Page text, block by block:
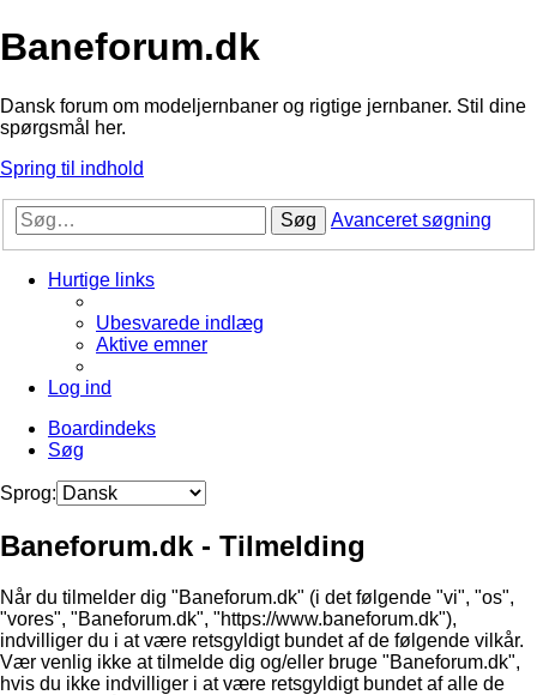
Baneforum.dk
Dansk forum om modeljernbaner og rigtige jernbaner. Stil dine
spørgsmål her.
Spring til indhold
Søg Avanceret søgning
Hurtige links
Ubesvarede indlæg
Aktive emner
Log ind
Boardindeks
Søg
Sprog:
Baneforum.dk - Tilmelding
Når du tilmelder dig "Baneforum.dk" (i det følgende "vi", "os",
"vores", "Baneforum.dk", "https://www.baneforum.dk"),
indvilliger du i at være retsgyldigt bundet af de følgende vilkår.
Vær venlig ikke at tilmelde dig og/eller bruge "Baneforum.dk",
hvis du ikke indvilliger i at være retsgyldigt bundet af alle de